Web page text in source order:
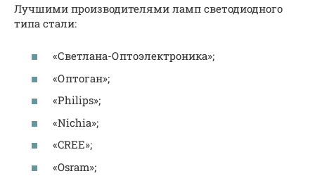
Лучшими производителями ламп светодиодного
типа стали:
«Светлана-Оптоэлектроника»;
«Оптоган»;
«Philips»;
«Nichia»;
«CREE»;
«Osram»;